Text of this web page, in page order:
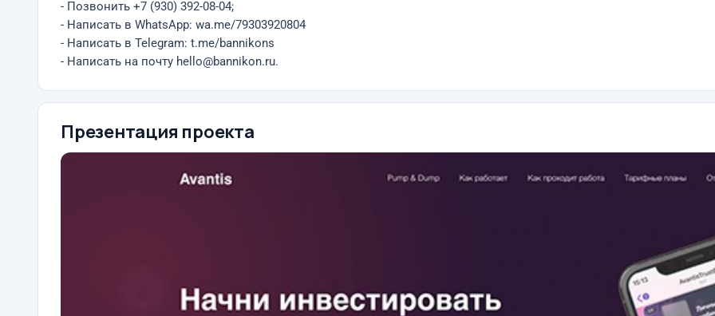
- Позвонить +7 (930) 392-08-04;
- Написать в WhatsApp: wa.me/79303920804
- Написать в Telegram: t.me/bannikons
- Написать на почту hello@bannikon.ru.
Презентация проекта